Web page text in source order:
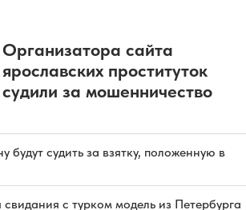
Организатора сайта
ярославских проституток
судили за мошенничество
будут судить за взятку, положенную в
с турком модель из Петербурга